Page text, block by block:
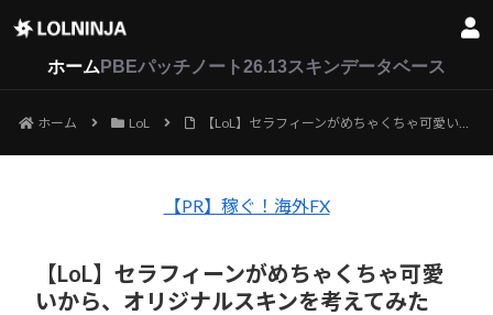
ホーム PBEパッチノート26.13スキンデータベース
ホーム LoL 【LoL】セラフィーンがめちゃくちゃ可愛いから、オリジナルスキンを考えてみた
【PR】稼ぐ！海外FX
【LoL】セラフィーンがめちゃくちゃ可愛
いから、オリジナルスキンを考えてみた